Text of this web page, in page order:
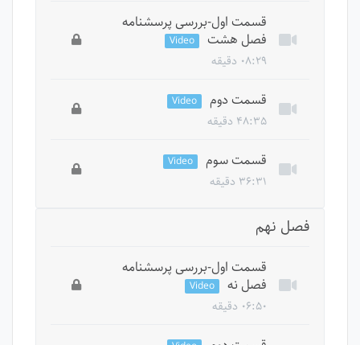
قسمت اول-بررسی پرسشنامه
فصل هشت
Video
۰۸:۲۹ دقیقه
این درس خصوصی است، برای دسترسی به تمام
درس ها باید دوره را بخرید.
قسمت دوم Video
۴۸:۳۵ دقیقه
این درس خصوصی است، برای دسترسی به تمام
درس ها باید دوره را بخرید.
قسمت سوم Video
۳۶:۳۱ دقیقه
درس ها باید دوره را بخرید.
فصل نهم
قسمت اول-بررسی پرسشنامه
فصل نه
Video
۰۶:۵۰ دقیقه
این درس خصوصی است، برای دسترسی به تمام